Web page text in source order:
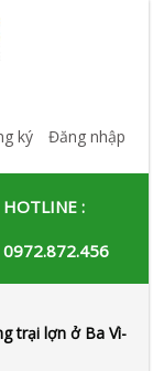
ký Đăng nhập
HOTLINE :
0972.872.456
trại lợn ở Ba Vì-